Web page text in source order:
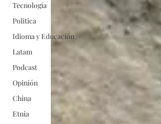
Tecnología
Politica
Idioma y Educación
Latam
Podcast
Opinión
China
Etnia